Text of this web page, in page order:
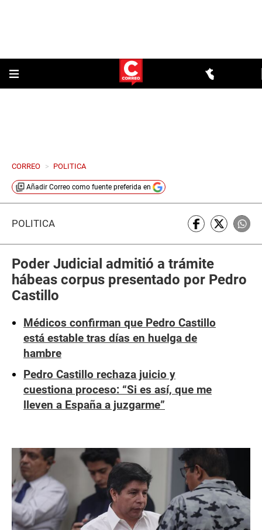
CORREO > POLITICA
Añadir Correo como fuente preferida en
POLÍTICA
Poder Judicial admitió a trámite
hábeas corpus presentado por Pedro
Castillo
Médicos confirman que Pedro Castillo
está estable tras días en huelga de
hambre
Pedro Castillo rechaza juicio y
cuestiona proceso: “Si es así, que me
lleven a España a juzgarme”